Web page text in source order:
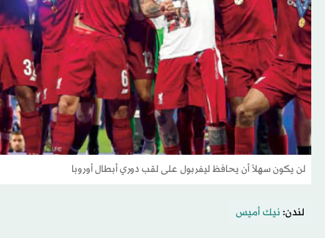
لن يكون سهلاً أن يحافظ ليفربول على لقب دوري أبطال أوروبا
لندن: نيك أميس